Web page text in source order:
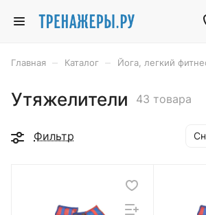
Главная Каталог Йога, легкий
Утяжелители 43 товара
Фильтр